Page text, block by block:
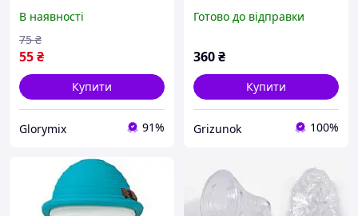
Chaozu, стікіні, пестис в
упаковці, діаметр 6,5 см
(1 пара)
В наявності
55₴
75 ₴
Купити
Glorymix 91%
Готово до відправки
360₴
Купити
Grizunok 100%